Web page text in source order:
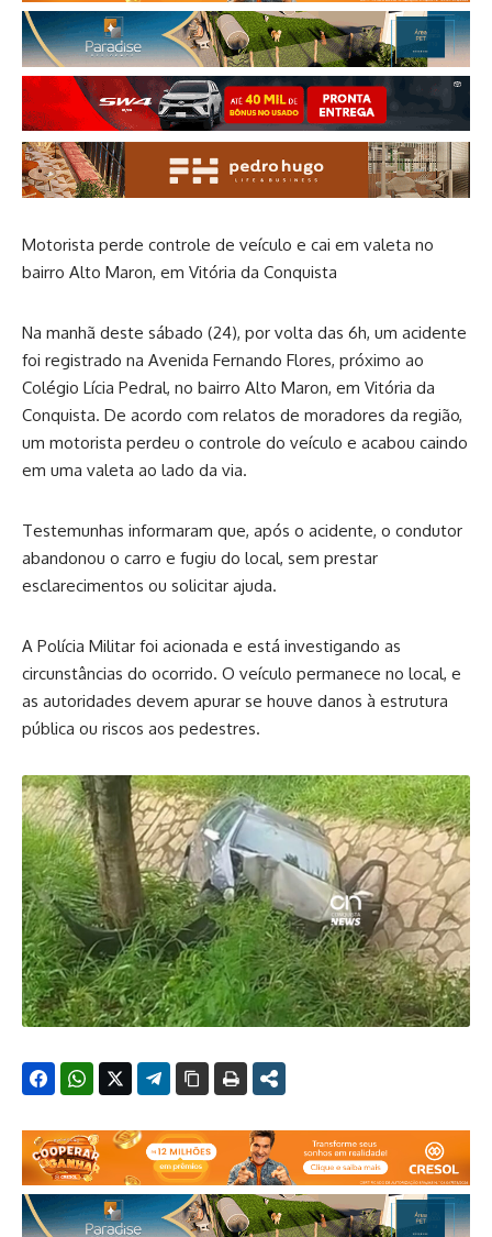
Motorista perde controle de veículo e cai em valeta no
bairro Alto Maron, em Vitória da Conquista
Na manhã deste sábado (24), por volta das 6h, um acidente
foi registrado na Avenida Fernando Flores, próximo ao
Colégio Lícia Pedral, no bairro Alto Maron, em Vitória da
Conquista. De acordo com relatos de moradores da região,
um motorista perdeu o controle do veículo e acabou caindo
em uma valeta ao lado da via.
Testemunhas informaram que, após o acidente, o condutor
abandonou o carro e fugiu do local, sem prestar
esclarecimentos ou solicitar ajuda.
A Polícia Militar foi acionada e está investigando as
circunstâncias do ocorrido. O veículo permanece no local, e
as autoridades devem apurar se houve danos à estrutura
pública ou riscos aos pedestres.